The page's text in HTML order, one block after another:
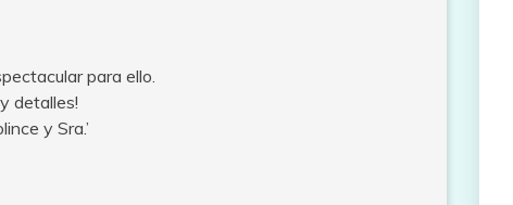
para ello.
detalles!
y Sra.’